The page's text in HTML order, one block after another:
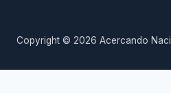
Copyright © 2026 Acercando